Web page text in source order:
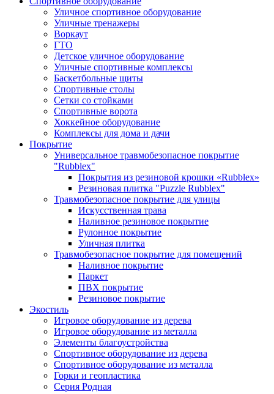
Уличное спортивное оборудование
Уличные тренажеры
Воркаут
ГТО
Детское уличное оборудование
Уличные спортивные комплексы
Баскетбольные щиты
Спортивные столы
Сетки со стойками
Спортивные ворота
Хоккейное оборудование
Комплексы для дома и дачи
Покрытие
Универсальное травмобезопасное покрытие
"Rubblex"
Покрытия из резиновой крошки «Rubblex»
Резиновая плитка "Puzzle Rubblex"
Травмобезопасное покрытие для улицы
Искусственная трава
Наливное резиновое покрытие
Рулонное покрытие
Уличная плитка
Травмобезопасное покрытие для помещений
Наливное покрытие
Паркет
ПВХ покрытие
Резиновое покрытие
Экостиль
Игровое оборудование из дерева
Игровое оборудование из металла
Элементы благоустройства
Спортивное оборудование из дерева
Спортивное оборудование из металла
Горки и геопластика
Серия Родная